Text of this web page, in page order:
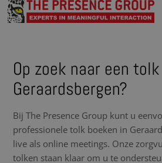
Op zoek naar een
Geraardsbergen?
Bij The Presence Group kunt u
professionele tolk boeken in
live als online meetings. Onze
tolken staan klaar om u te